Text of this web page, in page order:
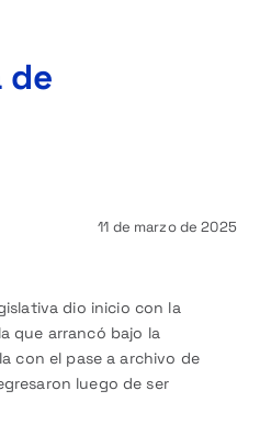
de
11 de marzo de 2025
dio inicio con la
que arrancó bajo la
con el pase a archivo de
luego de ser